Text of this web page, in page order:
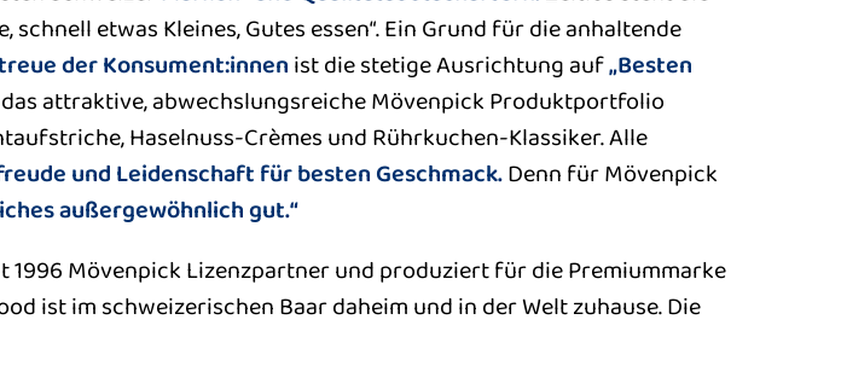
etwas Kleines, Gutes essen“. Ein Grund für die anhaltende
der Konsument:innenist die stetige Ausrichtung auf„Besten
attraktive, abwechslungsreiche Mövenpick Produktportfolio
Haselnuss-Crèmes und Rührkuchen-Klassiker. Alle
und Leidenschaft für besten Geschmack.Denn für Mövenpick
außergewöhnlich gut.“
Mövenpick Lizenzpartner und produziert für die Premiummarke
ist im schweizerischen Baar daheim und in der Welt zuhause. Die